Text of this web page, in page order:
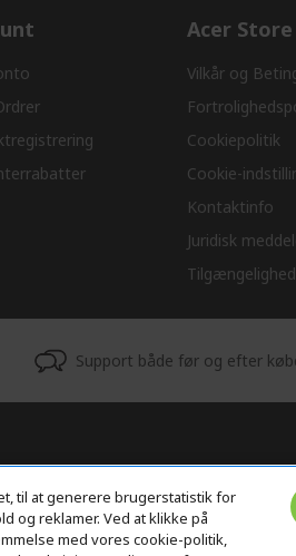
Acer Store
Vilkår og
Cookiepolitik
Cookie-
Kontaktinfo
Juridisk
Support både før og efter
til at generere brugerstatistik for
og reklamer. Ved at klikke på
med vores cookie-politik,